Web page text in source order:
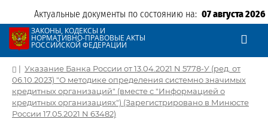
Актуальные документы по состоянию на: 07 августа 2026
ЗАКОНЫ, КОДЕКСЫ И
НОРМАТИВНО-ПРАВОВЫЕ АКТЫ
РОССИЙСКОЙ ФЕДЕРАЦИИ
| Указание Банка России от 13.04.2021 N 5778-У (ред. от
06.10.2023) "О методике определения системно значимых
кредитных организаций" (вместе с "Информацией о
кредитных организациях") (Зарегистрировано в Минюсте
России 17.05.2021 N 63482)